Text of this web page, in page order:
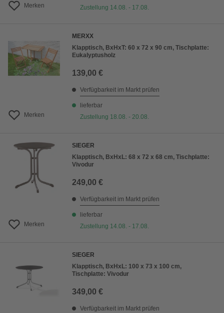
Merken
Zustellung 14.08. - 17.08.
Merken
MERXX
Klapptisch, BxHxT: 60 x 72 x 90 cm, Tischplatte:
Eukalyptusholz
139,00 €
Verfügbarkeit im Markt prüfen
lieferbar
Zustellung 18.08. - 20.08.
Merken
SIEGER
Klapptisch, BxHxL: 68 x 72 x 68 cm, Tischplatte:
Vivodur
249,00 €
Verfügbarkeit im Markt prüfen
lieferbar
Zustellung 14.08. - 17.08.
SIEGER
Klapptisch, BxHxL: 100 x 73 x 100 cm,
Tischplatte: Vivodur
349,00 €
Verfügbarkeit im Markt prüfen